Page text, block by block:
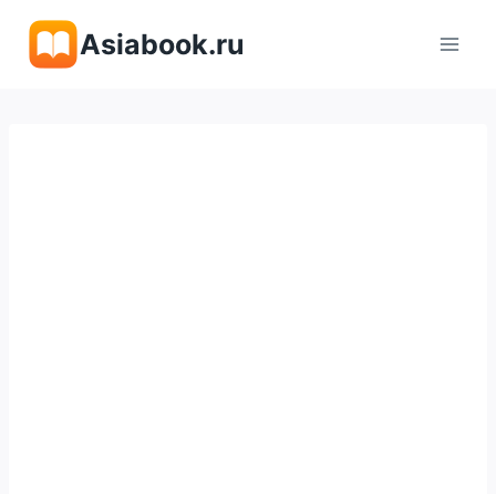
содержимому
Asiabook.ru